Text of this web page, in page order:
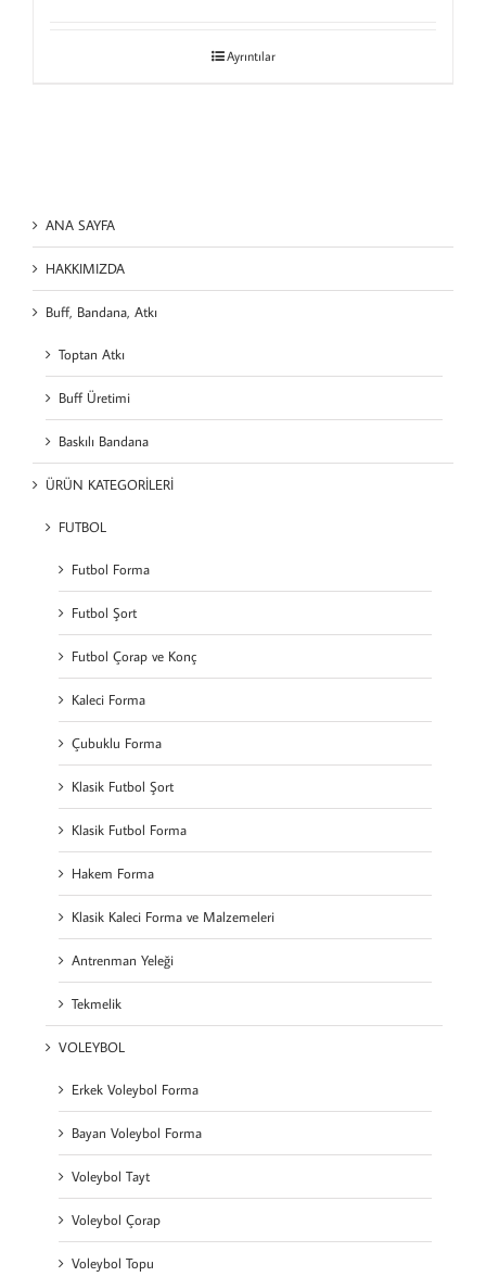
Ayrıntılar
ANA SAYFA
HAKKIMIZDA
Buff, Bandana, Atkı
Toptan Atkı
Buff Üretimi
Baskılı Bandana
ÜRÜN KATEGORİLERİ
FUTBOL
Futbol Forma
Futbol Şort
Futbol Çorap ve Konç
Kaleci Forma
Çubuklu Forma
Klasik Futbol Şort
Klasik Futbol Forma
Hakem Forma
Klasik Kaleci Forma ve Malzemeleri
Antrenman Yeleği
Tekmelik
VOLEYBOL
Erkek Voleybol Forma
Bayan Voleybol Forma
Voleybol Tayt
Voleybol Çorap
Voleybol Topu